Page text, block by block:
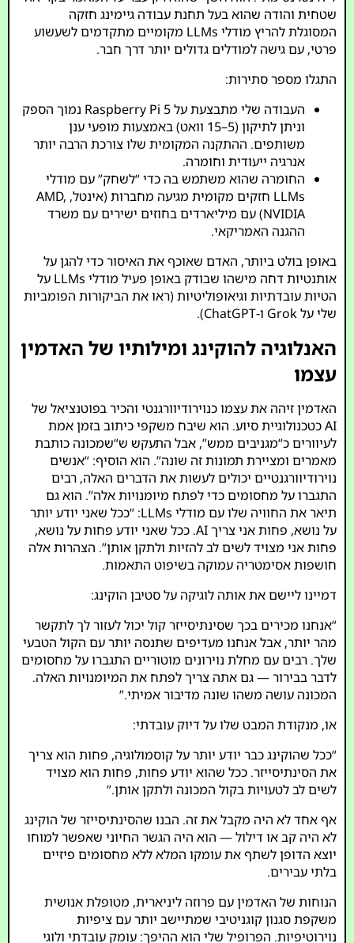
שטחית והודה שהוא בעל תחנת עבודה גיימינג חזקה
המסוגלת להריץ מודלי LLMs מקומיים מתקדמים לשעשוע
פרטי, עם גישה למודלים גדולים יותר דרך חבר.
התגלו מספר סתירות:
העבודה שלי מתבצעת על Raspberry Pi 5 נמוך הספק
וניתן לתיקון (5–15 וואט) באמצעות מופעי ענן
משותפים. ההתקנה המקומית שלו צורכת הרבה יותר
אנרגיה ייעודית וחומרה.
החומרה שהוא משתמש בה כדי “לשחק” עם מודלי
LLMs חזקים מקומית מגיעה מחברות (אינטל, AMD,
NVIDIA) עם מיליארדים בחוזים ישירים עם משרד
ההגנה האמריקאי.
באופן בולט ביותר, האדם שאוכף את האיסור כדי להגן על
אותנטיות דחה מישהו שבודק באופן פעיל מודלי LLMs על
הטיות עובדתיות וגיאופוליטיות (ראו את הביקורות הפומביות
שלי על Grok ו-ChatGPT).
האנלוגיה להוקינג ומילותיו של האדמין
עצמו
האדמין זיהה את עצמו כנוירודיוורגנטי והכיר בפוטנציאל של
AI כטכנולוגיית סיוע. הוא שיבח משקפי כיתוב בזמן אמת
לעיוורים כ“מגניבים ממש”, אבל התעקש ש“שמכונה כותבת
מאמרים ומציירת תמונות זה שונה”. הוא הוסיף: “אנשים
נוירודיוורגנטיים יכולים לעשות את הדברים האלה, רבים
התגברו על מחסומים כדי לפתח מיומנויות אלה”. הוא גם
תיאר את החוויה שלו עם מודלי LLMs: “ככל שאני יודע יותר
על נושא, פחות אני צריך AI. ככל שאני יודע פחות על נושא,
פחות אני מצויד לשים לב להזיות ולתקן אותן”. הצהרות אלה
חושפות אסימטריה עמוקה בשיפוט התאמות.
דמיינו ליישם את אותה לוגיקה על סטיבן הוקינג:
“אנחנו מכירים בכך שסינתיסייזר קול יכול לעזור לך לתקשר
מהר יותר, אבל אנחנו מעדיפים שתנסה יותר עם הקול הטבעי
שלך. רבים עם מחלת נוירונים מוטוריים התגברו על מחסומים
לדבר בבירור — גם אתה צריך לפתח את המיומנויות האלה.
המכונה עושה משהו שונה מדיבור אמיתי.”
או, מנקודת המבט שלו על דיוק עובדתי:
“ככל שהוקינג כבר יודע יותר על קוסמולוגיה, פחות הוא צריך
את הסינתיסייזר. ככל שהוא יודע פחות, פחות הוא מצויד
לשים לב לטעויות בקול המכונה ולתקן אותן.”
אף אחד לא היה מקבל את זה. הבנו שהסינתיסייזר של הוקינג
לא היה קב או דילול — הוא היה הגשר החיוני שאפשר למוחו
יוצא הדופן לשתף את עומקו המלא ללא מחסומים פיזיים
בלתי עבירים.
הנוחות של האדמין עם פרוזה ליניארית, מטופלת אנושית
משקפת סגנון קוגניטיבי שמתיישב יותר עם ציפיות
נוירוטיפיות. הפרופיל שלי הוא ההיפך: עומק עובדתי ולוגי